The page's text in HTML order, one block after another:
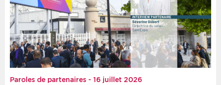
Paroles de partenaires - 16 juillet 2026